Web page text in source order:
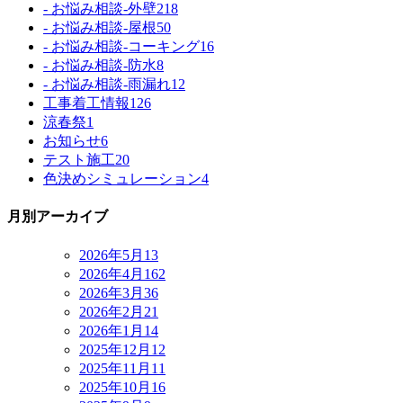
- お悩み相談-外壁218
- お悩み相談-屋根50
- お悩み相談-コーキング16
- お悩み相談-防水8
- お悩み相談-雨漏れ12
工事着工情報126
涼春祭1
お知らせ6
テスト施工20
色決めシミュレーション4
月別アーカイブ
2026年5月 13
2026年4月 162
2026年3月 36
2026年2月 21
2026年1月 14
2025年12月 12
2025年11月 11
2025年10月 16